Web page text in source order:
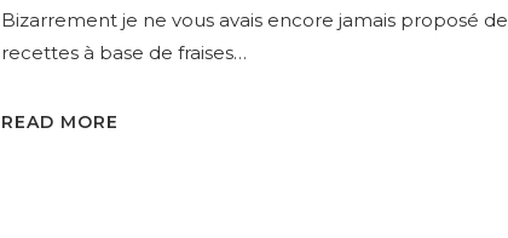
Bizarrement je ne vous avais encore jamais proposé de
recettes à base de fraises…
READ MORE